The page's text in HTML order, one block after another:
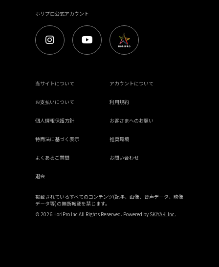
ホリプロ公式アカウント
当サイトについて アカウントについて
お支払いについて 利用規約
個人情報保護方針 お客さまへのお願い
特商法に基づく表示 推奨環境
よくあるご質問 お問い合わせ
退会
掲載されているすべてのコンテンツ(記事、画像、音声データ、映像
データ等)の無断転載を禁じます。
© 2026 HoriPro Inc All Rights Reserved. Powered by SKIYAKI Inc.